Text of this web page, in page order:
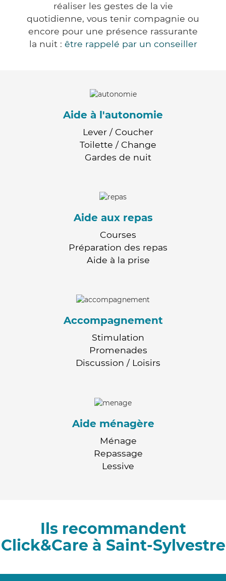
réaliser les gestes de la vie
quotidienne, vous tenir compagnie ou
encore pour une présence rassurante
la nuit : être rappelé par un conseiller
Aide à l'autonomie
Lever / Coucher
Toilette / Change
Gardes de nuit
Aide aux repas
Courses
Préparation des repas
Aide à la prise
Accompagnement
Stimulation
Promenades
Discussion / Loisirs
Aide ménagère
Ménage
Repassage
Lessive
Ils recommandent
Click&Care à Saint-Sylvestre